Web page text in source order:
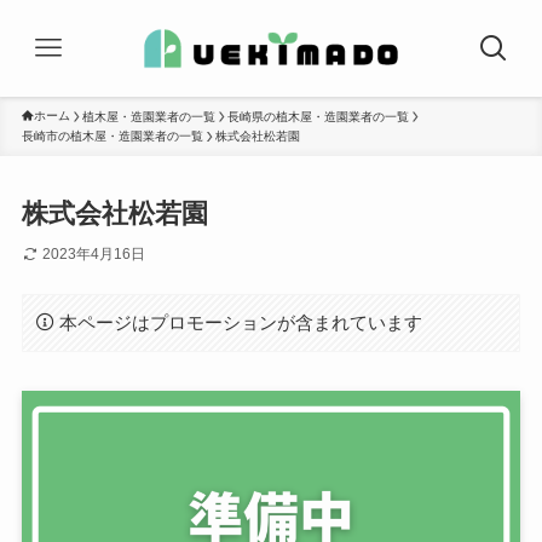
ホーム 植木屋・造園業者の一覧
長崎県の植木屋・造園業者の一覧
長崎市の植木屋・造園業者の一覧
株式会社松若園
株式会社松若園
2023年4月16日
本ページはプロモーションが含まれています